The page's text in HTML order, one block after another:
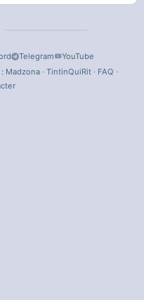
Telegram
YouTube
Madzona· TintinQuiRit· FAQ ·